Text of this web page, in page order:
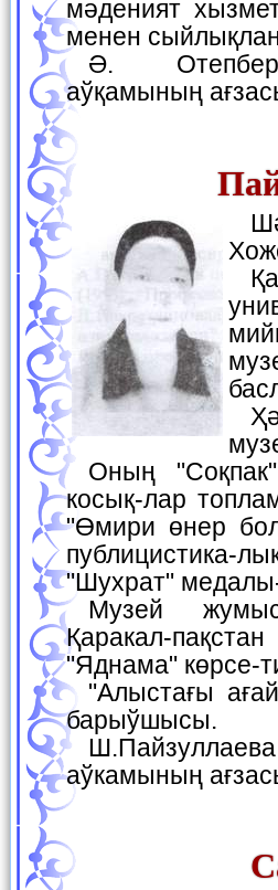
мәденият
менен
Ә. Отепбергенов1993-жылдан Жазыўшылар
аўқамының
Шәригүл Пайзуллаева 1962-жылы
Қарақалпак мәмлекетлик
Ҳәзирги күнде Бердақ атындағы миллий
Оның "Соқпак", "Аналарды уран еткен хашкпыз"
косық-лар
"Өмири өнер
публицистика-
"Шухрат"
Музей жумысларынан тысқары 1987-жылдан
Қаракал-
"Яднама" көрсе-
"Алыстағы ағайин" көрсетиўиниң авторы ҳәм алып
барыўшысы.
Ш.Пайзуллаева 1995-жылдан Жазыўшылар
аўкамының